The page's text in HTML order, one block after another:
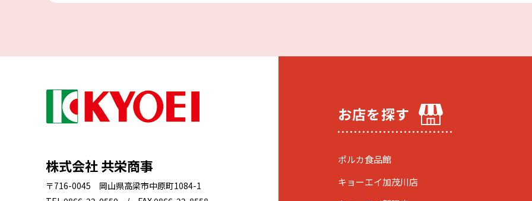
お店を探す
ポルカ食品館
キョーエイ加茂川店
株式会社 共栄商事
〒716-0045 岡山県高梁市中原町1084-1